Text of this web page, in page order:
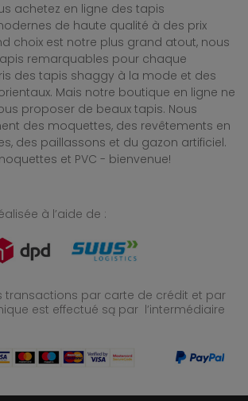
achetez en ligne des tapis
de haute qualité à des prix
choix est notre plus grand atout, nous
remarquables pour chaque
des tapis shaggy à la mode et des
Mais notre boutique en ligne ne
proposer de beaux tapis. Nous
des moquettes, des revêtements en
des paillassons et du gazon artificiel.
et PVC - bienvenue!
à l’aide de :
transactions par carte de crédit et par
est effectué są par l’intermédiaire